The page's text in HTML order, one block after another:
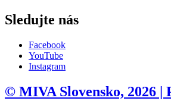
Sledujte nás
Facebook
YouTube
Instagram
© MIVA Slovensko, 2026 |